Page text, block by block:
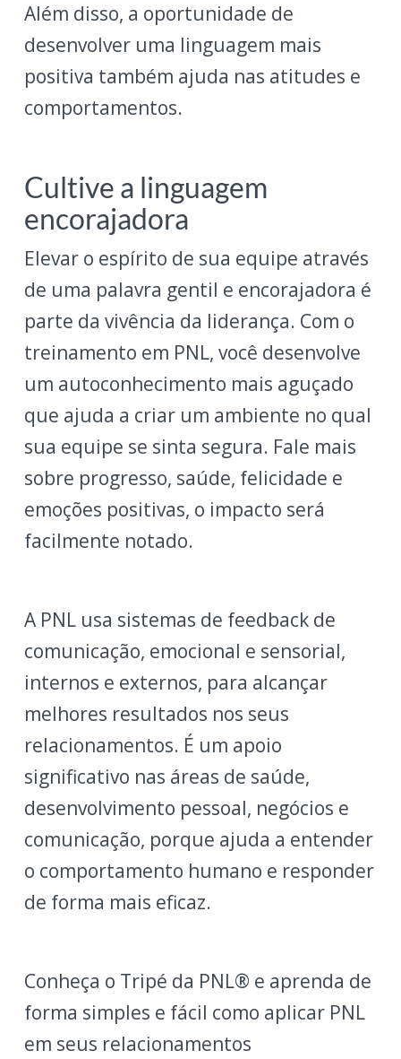
Além disso, a oportunidade de
desenvolver uma linguagem mais
positiva também ajuda nas atitudes e
comportamentos.
Cultive a linguagem
encorajadora
Elevar o espírito de sua equipe através
de uma palavra gentil e encorajadora é
parte da vivência da liderança. Com o
treinamento em PNL, você desenvolve
um autoconhecimento mais aguçado
que ajuda a criar um ambiente no qual
sua equipe se sinta segura. Fale mais
sobre progresso, saúde, felicidade e
emoções positivas, o impacto será
facilmente notado.
A PNL usa sistemas de feedback de
comunicação, emocional e sensorial,
internos e externos, para alcançar
melhores resultados nos seus
relacionamentos. É um apoio
significativo nas áreas de saúde,
desenvolvimento pessoal, negócios e
comunicação, porque ajuda a entender
o comportamento humano e responder
de forma mais eficaz.
Conheça o Tripé da PNL® e aprenda de
forma simples e fácil como aplicar PNL
em seus relacionamentos